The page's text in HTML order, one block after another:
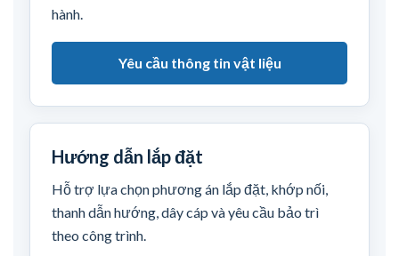
hành.
Yêu cầu thông tin vật liệu
Hướng dẫn lắp đặt
Hỗ trợ lựa chọn phương án lắp đặt, khớp nối,
thanh dẫn hướng, dây cáp và yêu cầu bảo trì
theo công trình.